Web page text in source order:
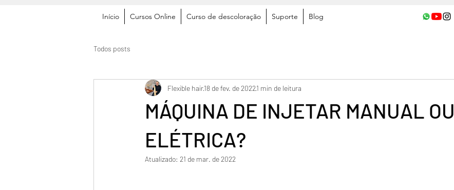
Início Cursos Online Curso de descoloração Suporte Blog
Todos posts
MÁQUINA DE INJETAR MANUAL OU
ELÉTRICA?
Flexible hair18 de fev. de 20221 min de leitura
Atualizado: 21 de mar. de 2022